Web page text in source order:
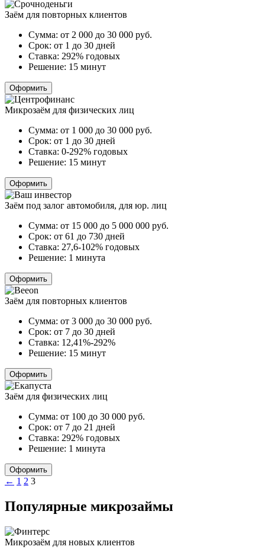
Заём для повторных клиентов
Сумма: от 2 000 до 30 000 руб.
Срок: от 1 до 30 дней
Ставка: 292% годовых
Решение: 15 минут
Оформить
Микрозаём для физических лиц
Сумма: от 1 000 до 30 000 руб.
Срок: от 1 до 30 дней
Ставка: 0-292% годовых
Решение: 15 минут
Оформить
Заём под залог автомобиля, для юр. лиц
Сумма: от 15 000 до 5 000 000 руб.
Срок: от 61 до 730 дней
Ставка: 27,6-102% годовых
Решение: 1 минута
Оформить
Заём для повторных клиентов
Сумма: от 3 000 до 30 000 руб.
Срок: от 7 до 30 дней
Ставка: 12,41%-292%
Решение: 15 минут
Оформить
Заём для физических лиц
Сумма: от 100 до 30 000 руб.
Срок: от 7 до 21 дней
Ставка: 292% годовых
Решение: 1 минута
Оформить
Пагинация
← 1 2 3
Популярные микрозаймы
Микрозаём для новых клиентов